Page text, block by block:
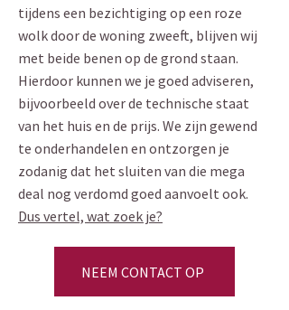
tijdens een bezichtiging op een roze
wolk door de woning zweeft, blijven wij
met beide benen op de grond staan.
Hierdoor kunnen we je goed adviseren,
bijvoorbeeld over de technische staat
van het huis en de prijs. We zijn gewend
te onderhandelen en ontzorgen je
zodanig dat het sluiten van die mega
deal nog verdomd goed aanvoelt ook.
Dus vertel, wat zoek je?
NEEM CONTACT OP